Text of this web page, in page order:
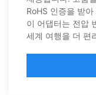
RoHS 인증을 받
이 어댑터는 전압
세계 여행을 더 편